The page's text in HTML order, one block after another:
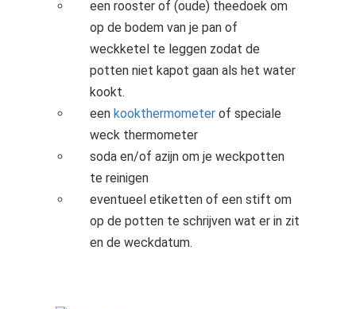
een rooster of (oude) theedoek om
op de bodem van je pan of
weckketel te leggen zodat de
potten niet kapot gaan als het water
kookt.
eenkookthermometer of speciale
weck thermometer
soda en/of azijn om je weckpotten
te reinigen
eventueel etiketten of een stift om
op de potten te schrijven wat er in zit
en de weckdatum.